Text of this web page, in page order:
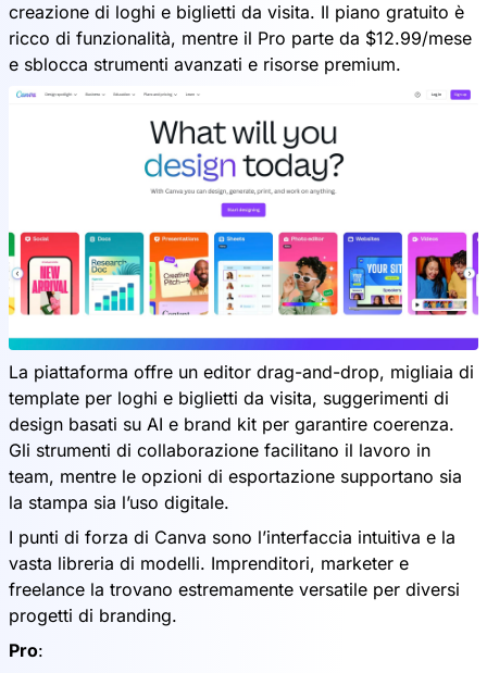
creazione di loghi e biglietti da visita. Il piano gratuito è
ricco di funzionalità, mentre il Pro parte da $12.99/mese
e sblocca strumenti avanzati e risorse premium.
La piattaforma offre un editor drag-and-drop, migliaia di
template per loghi e biglietti da visita, suggerimenti di
design basati su AI e brand kit per garantire coerenza.
Gli strumenti di collaborazione facilitano il lavoro in
team, mentre le opzioni di esportazione supportano sia
la stampa sia l’uso digitale.
I punti di forza di Canva sono l’interfaccia intuitiva e la
vasta libreria di modelli. Imprenditori, marketer e
freelance la trovano estremamente versatile per diversi
progetti di branding.
Pro: